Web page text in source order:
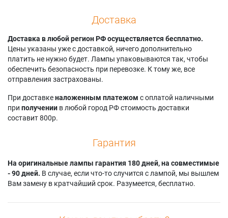
Доставка
Доставка в любой регион РФ осуществляется бесплатно.
Цены указаны уже с доставкой, ничего дополнительно
платить не нужно будет. Лампы упаковываются так, чтобы
обеспечить безопасность при перевозке. К тому же, все
отправления застрахованы.
При доставкеналоженным платежом с оплатой наличными
при получении в любой город РФ стоимость доставки
составит 800р.
Гарантия
На оригинальные лампы гарантия 180 дней, на совместимые
- 90 дней. В случае, если что-то случится с лампой, мы вышлем
Вам замену в кратчайший срок. Разумеется, бесплатно.